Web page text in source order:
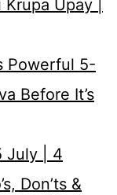
Upay |
Powerful 5-
Before It’s
July | 4
Don’ts &